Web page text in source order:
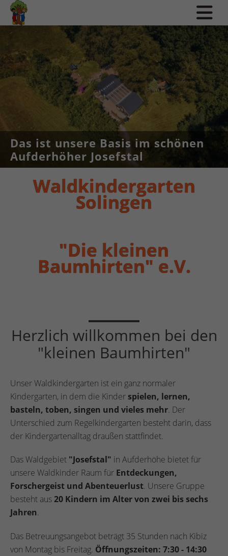
Das ist unsere Basis im schönen
Aufderhöher Josefstal
Waldkindergarten
Solingen
"Die kleinen
Baumhirten" e.V.
Herzlich willkommen bei den
"kleinen Baumhirten"
Unser Waldkindergarten ist ein ganz normaler
Kindergarten, in dem die Kinder spielen, lernen,
basteln, toben, singen und vieles mehr. Der
Unterschied zum Regelkindergarten besteht darin, dass
der Kindergartenalltag draußen stattfindet.
Das Waldgebiet "Josefstal" in Aufderhöhe bietet für
unsere Waldkinder Raum für Entdeckungen,
Forschergeist und Abenteuerlust. Unsere Gruppe
besteht aus20 Kindern im Alter von zwei bis sechs
Jahren.
Das Betreuungsangebot beträgt 35 Stunden nach Kibiz
von Montag bis Freitag. Öffnungszeiten: 7:30 - 14:30